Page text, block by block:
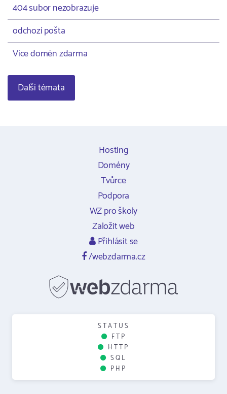
404 subor nezobrazuje
odchozí pošta
Více domén zdarma
Další témata
Hosting
Domény
Tvůrce
Podpora
WZ pro školy
Založit web
Přihlásit se
/webzdarma.cz
STATUS
FTP
HTTP
SQL
PHP